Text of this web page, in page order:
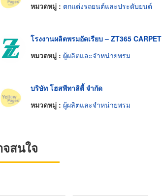
หมวดหมู่ : ตกแต่งรถยนต์และประดับยนต์
โรงงานผลิตพรมอัดเรียบ – ZT365 CARPET
หมวดหมู่ : ผู้ผลิตและจำหน่ายพรม
บริษัท โฮสพีทาลิตี้ จำกัด
หมวดหมู่ : ผู้ผลิตและจำหน่ายพรม
สนใจ